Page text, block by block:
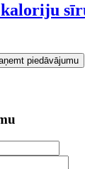
piedāvājumu